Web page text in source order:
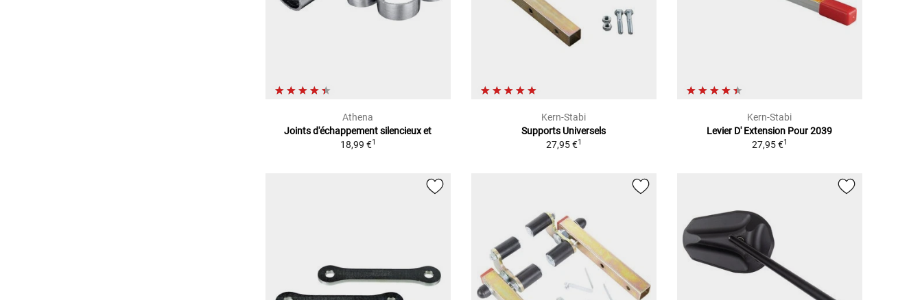
Athena
Joints d'échappement silencieux et
18,99 €1
Kern-Stabi
Supports Universels
27,95 €1
Kern-Stabi
Levier D' Extension Pour 2039
27,95 €1